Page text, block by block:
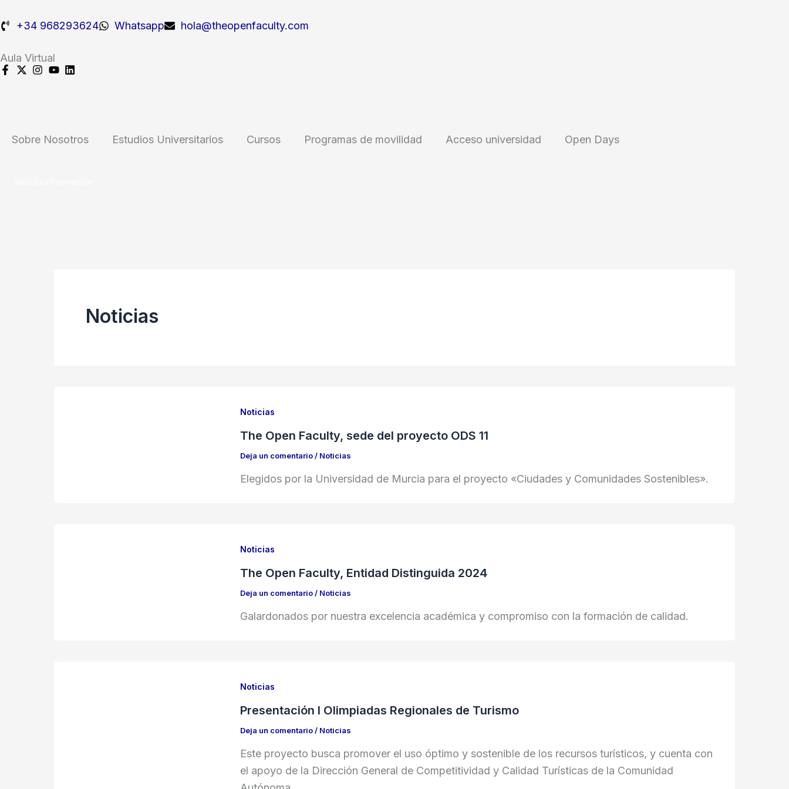
al
+34 968293624 Whatsapp hola@theopenfaculty.com
Aula Virtual
Sobre Nosotros Estudios Universitarios Cursos Programas de movilidad Acceso universidad Open Days
Noticias
Noticias
The Open Faculty, sede del proyecto ODS 11
Deja un comentario/ Noticias
Elegidos por la Universidad de Murcia para el proyecto «Ciudades y Comunidades Sostenibles».
Noticias
The Open Faculty, Entidad Distinguida 2024
Deja un comentario/ Noticias
Galardonados por nuestra excelencia académica y compromiso con la formación de calidad.
Noticias
Presentación I Olimpiadas Regionales de Turismo
Deja un comentario/ Noticias
Este proyecto busca promover el uso óptimo y sostenible de los recursos turísticos, y cuenta con
el apoyo de la Dirección General de Competitividad y Calidad Turísticas de la Comunidad